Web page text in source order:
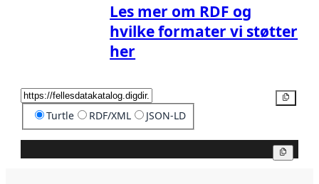
Les mer om RDF og
hvilke formater vi støtter
her
Turtle RDF/XML JSON-LD